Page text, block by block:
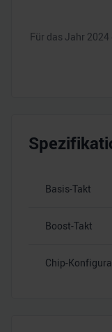
Für das Jahr 2024
Basis-Takt
Boost-Takt
Chip-